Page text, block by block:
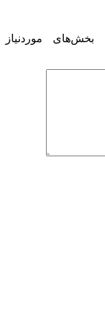
بخش‌های موردنیاز